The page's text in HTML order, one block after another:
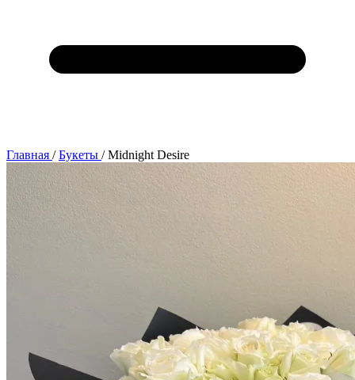
Главная / Букеты / Midnight Desire